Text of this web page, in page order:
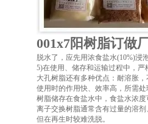
001x7阳树脂订做
脱水了，应先用浓食盐水(10%)浸
5)在使用、储存和运输过程中，
大孔树脂还有多种优点：耐溶胀
使用时的作用快、效率高，所需
树脂储存在食盐水中，食盐水浓
离子交换树脂通常含有过量的溶
但在再生时较难洗脱。